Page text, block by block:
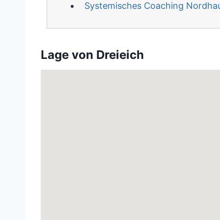
Systemisches Coaching
Lage von Dreieich